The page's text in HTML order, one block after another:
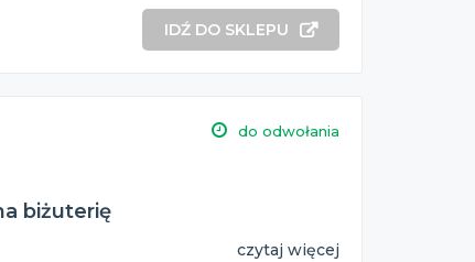
IDŹ DO SKLEPU
do odwołania
biżuterię
czytaj więcej